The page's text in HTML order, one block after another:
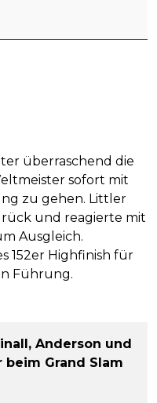
überraschend die
sofort mit
zu gehen. Littler
und reagierte mit
Ausgleich.
152er Highfinish für
Führung.
Anderson und
beim Grand Slam